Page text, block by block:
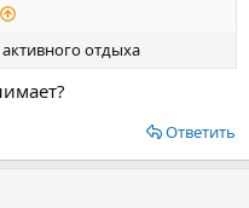
отдыха
Ответить